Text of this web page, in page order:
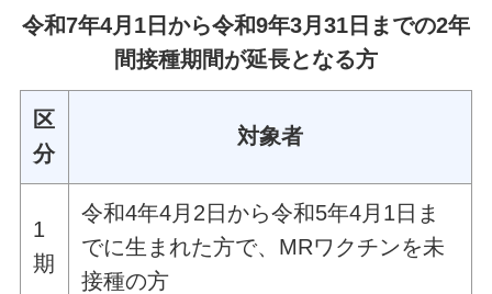
令和7年4月1日から令和9年3月31日までの2年
間接種期間が延長となる方
区
分
対象者
1
期
令和4年4月2日から令和5年4月1日ま
でに生まれた方で、MRワクチンを未
接種の方